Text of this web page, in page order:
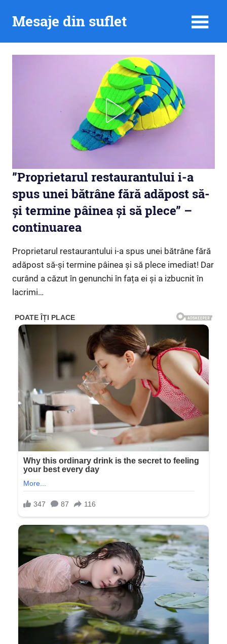
Mesaje din suflet
”Proprietarul restaurantului i-a
spus unei bătrâne fără adăpost să-
și termine pâinea și să plece” –
continuarea
Proprietarul restaurantului i-a spus unei bătrâne fără
adăpost să-și termine pâinea și să plece imediat! Dar
curând a căzut în genunchi în fața ei și a izbucnit în
lacrimi…